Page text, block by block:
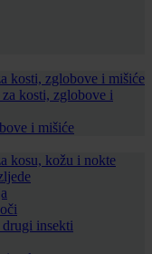
kosti, zglobove i mišiće
kosti, zglobove i
i mišiće
kosu, kožu i nokte
insekti